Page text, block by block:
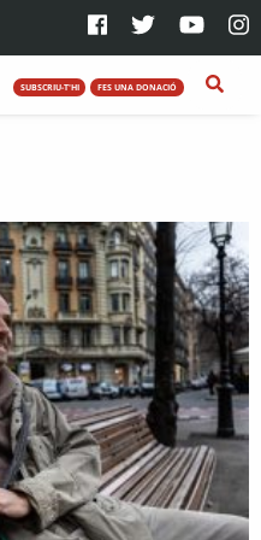
SUBSCRIU-T'HI FES UNA DONACIÓ